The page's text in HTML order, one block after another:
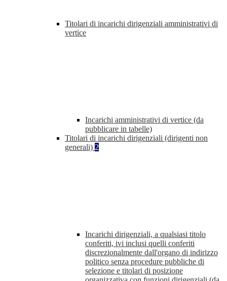
Titolari di incarichi dirigenziali amministrativi di
vertice
Incarichi amministrativi di vertice (da
pubblicare in tabelle)
Titolari di incarichi dirigenziali (dirigenti non
generali) 2
Incarichi dirigenziali, a qualsiasi titolo
conferiti, ivi inclusi quelli conferiti
discrezionalmente dall'organo di indirizzo
politico senza procedure pubbliche di
selezione e titolari di posizione